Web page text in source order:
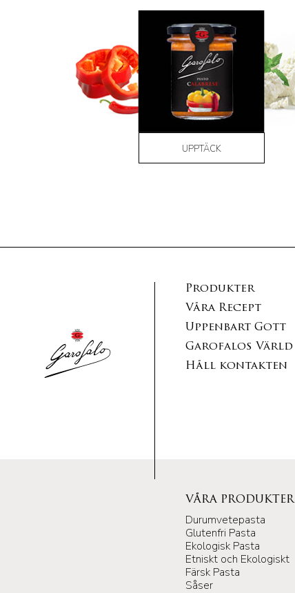
UPPTÄCK
Produkter
Våra Recept
Uppenbart Gott
Garofalos Värld
Håll kontakten
VÅRA PRODUKTER
Durumvetepasta
Glutenfri Pasta
Ekologisk Pasta
Etniskt och Ekologiskt
Färsk Pasta
Såser